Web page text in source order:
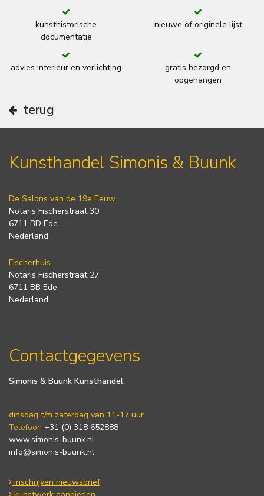
kunsthistorische
documentatie
nieuwe of originele lijst
advies interieur en verlichting
gratis bezorgd en
opgehangen
terug
Kunsthandel Simonis & Buunk
De Salons van de 19e Eeuw
Notaris Fischerstraat 30
6711 BD Ede
Nederland
Fischerhuis
Notaris Fischerstraat 27
6711 BB Ede
Nederland
Contactgegevens
Simonis & Buunk Kunsthandel
dinsdag t/m zaterdag van 11-17 uur.
Telefoon +31 (0) 318 652888
www.simonis-buunk.nl
info@simonis-buunk.nl
inschrijven nieuwsbrief